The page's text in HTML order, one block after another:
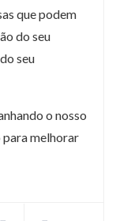
que podem
do seu
seu
o nosso
para melhorar